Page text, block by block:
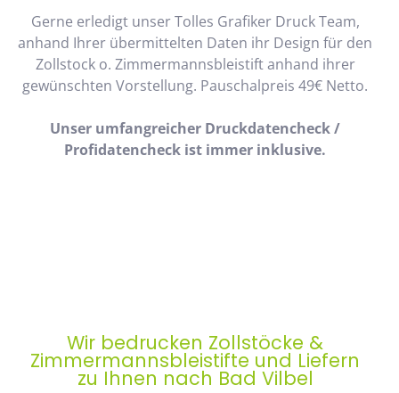
Gerne erledigt unser Tolles Grafiker Druck Team,
anhand Ihrer übermittelten Daten ihr Design für den
Zollstock o. Zimmermannsbleistift anhand ihrer
gewünschten Vorstellung. Pauschalpreis 49€ Netto.
Unser umfangreicher Druckdatencheck /
Profidatencheck ist immer inklusive.
Wir bedrucken Zollstöcke &
Zimmermannsbleistifte und Liefern
zu Ihnen nach Bad Vilbel